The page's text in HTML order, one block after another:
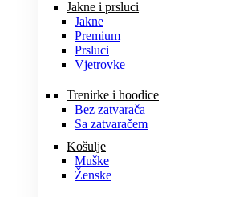
Jakne i prsluci
Jakne
Premium
Prsluci
Vjetrovke
Trenirke i hoodice
Bez zatvarača
Sa zatvaračem
Košulje
Muške
Ženske